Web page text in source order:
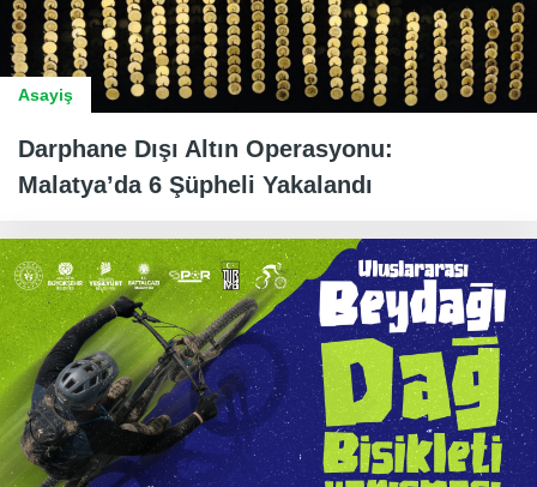
Asayiş
Darphane Dışı Altın Operasyonu:
Malatya’da 6 Şüpheli Yakalandı